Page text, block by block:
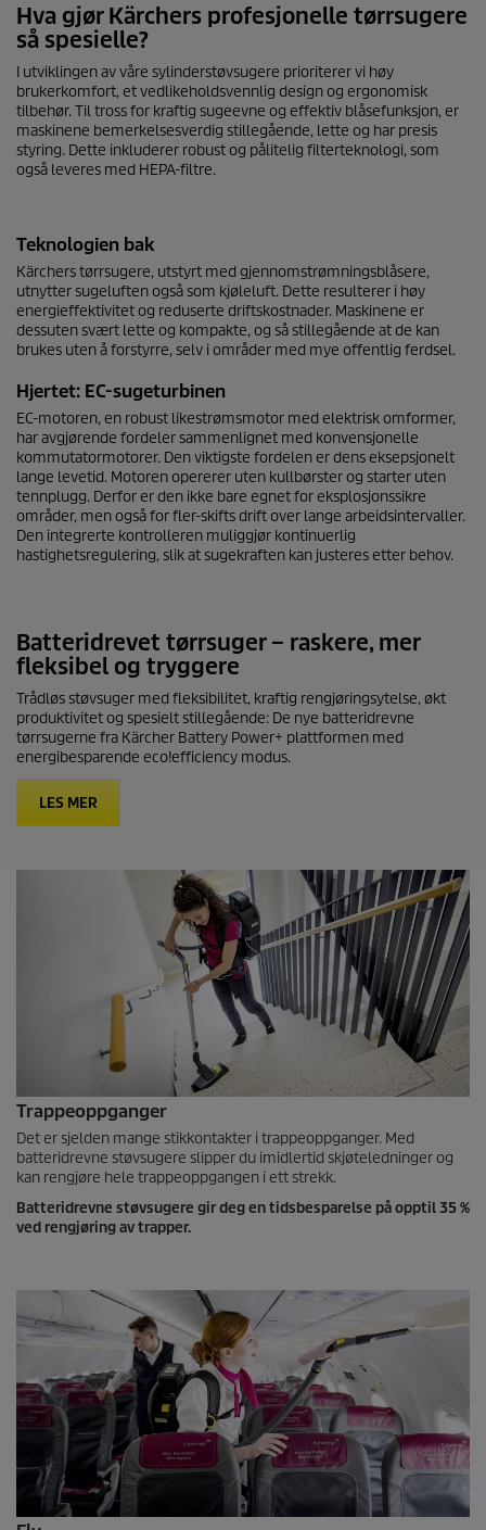
Hva gjør Kärchers profesjonelle tørrsugere
så spesielle?
I utviklingen av våre sylinderstøvsugere prioriterer vi høy
brukerkomfort, et vedlikeholdsvennlig design og ergonomisk
tilbehør. Til tross for kraftig sugeevne og effektiv blåsefunksjon, er
maskinene bemerkelsesverdig stillegående, lette og har presis
styring. Dette inkluderer robust og pålitelig filterteknologi, som
også leveres med HEPA-filtre.
Teknologien bak
Kärchers tørrsugere, utstyrt med gjennomstrømningsblåsere,
utnytter sugeluften også som kjøleluft. Dette resulterer i høy
energieffektivitet og reduserte driftskostnader. Maskinene er
dessuten svært lette og kompakte, og så stillegående at de kan
brukes uten å forstyrre, selv i områder med mye offentlig ferdsel.
Hjertet: EC-sugeturbinen
EC-motoren, en robust likestrømsmotor med elektrisk omformer,
har avgjørende fordeler sammenlignet med konvensjonelle
kommutatormotorer. Den viktigste fordelen er dens eksepsjonelt
lange levetid. Motoren opererer uten kullbørster og starter uten
tennplugg. Derfor er den ikke bare egnet for eksplosjonssikre
områder, men også for fler-skifts drift over lange arbeidsintervaller.
Den integrerte kontrolleren muliggjør kontinuerlig
hastighetsregulering, slik at sugekraften kan justeres etter behov.
Batteridrevet tørrsuger – raskere, mer
fleksibel og tryggere
Trådløs støvsuger med fleksibilitet, kraftig rengjøringsytelse, økt
produktivitet og spesielt stillegående: De nye batteridrevne
tørrsugerne fra Kärcher Battery Power+ plattformen med
energibesparende eco!efficiency modus.
LES MER
Trappeoppganger
Det er sjelden mange stikkontakter i trappeoppganger. Med
batteridrevne støvsugere slipper du imidlertid skjøteledninger og
kan rengjøre hele trappeoppgangen i ett strekk.
Batteridrevne støvsugere gir deg en tidsbesparelse på opptil 35 %
ved rengjøring av trapper.